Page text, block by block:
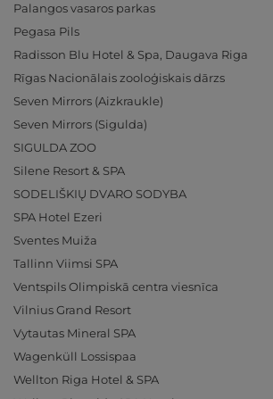
Palangos vasaros parkas
Pegasa Pils
Radisson Blu Hotel & Spa, Daugava Riga
Rīgas Nacionālais zooloģiskais dārzs
Seven Mirrors (Aizkraukle)
Seven Mirrors (Sigulda)
SIGULDA ZOO
Silene Resort & SPA
SODELIŠKIŲ DVARO SODYBA
SPA Hotel Ezeri
Sventes Muiža
Tallinn Viimsi SPA
Ventspils Olimpiskā centra viesnīca
Vilnius Grand Resort
Vytautas Mineral SPA
Wagenküll Lossispaa
Wellton Riga Hotel & SPA